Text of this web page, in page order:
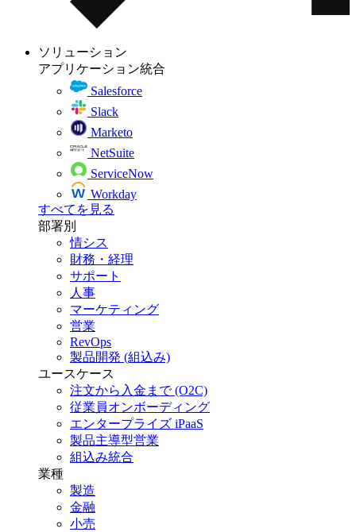
ソリューション
アプリケーション統合
Salesforce
Slack
Marketo
NetSuite
ServiceNow
Workday
すべてを見る
部署別
情シス
財務・経理
サポート
人事
マーケティング
営業
RevOps
製品開発 (組込み)
ユースケース
注文から入金まで (O2C)
従業員オンボーディング
エンタープライズ iPaaS
製品主導型営業
組込み統合
業種
製造
金融
小売